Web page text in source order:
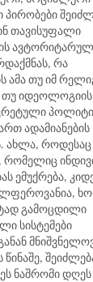
პირობები
თავისუფალი
ავტორიტარულ
რა
ამა თუ იმ
ადამიანების
ახლა, როდესაც
რომელიც
ემუქრება,
გამოცდილი
სისტემები
წინაშე,
ნაშრომი დღეს